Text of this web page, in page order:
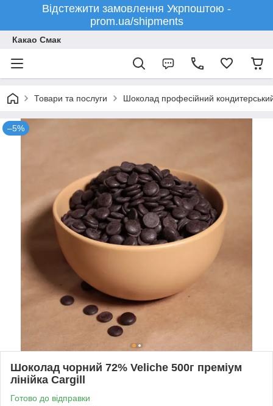
Відстежити замовлення Укрпоштою -
prom.ua/shipments
Какао Смак
Товари та послуги Шоколад професійний
–5%
Шоколад чорний 72% Veliche 500г преміум
лінійка Cargill
Готово до відправки